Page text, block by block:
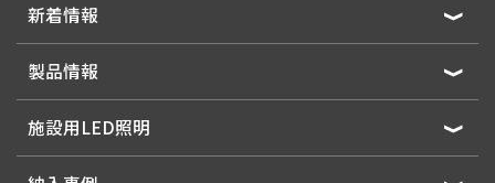
新着情報
製品情報
施設用LED照明